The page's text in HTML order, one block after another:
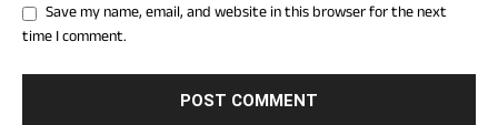
Save my name, email, and website in this browser for the next
time I comment.